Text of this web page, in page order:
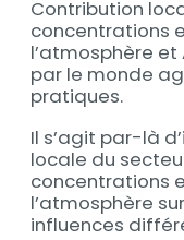
Contribution
concentrations
l’atmosphère
par le monde
pratiques.
Il s’agit par-là
locale du
concentrations
l’atmosphère
influences